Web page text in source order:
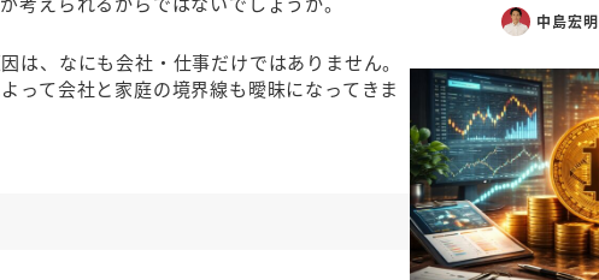
は、なにも会社・仕事だけではありません。
って会社と家庭の境界線も曖昧になってきま
中島宏明